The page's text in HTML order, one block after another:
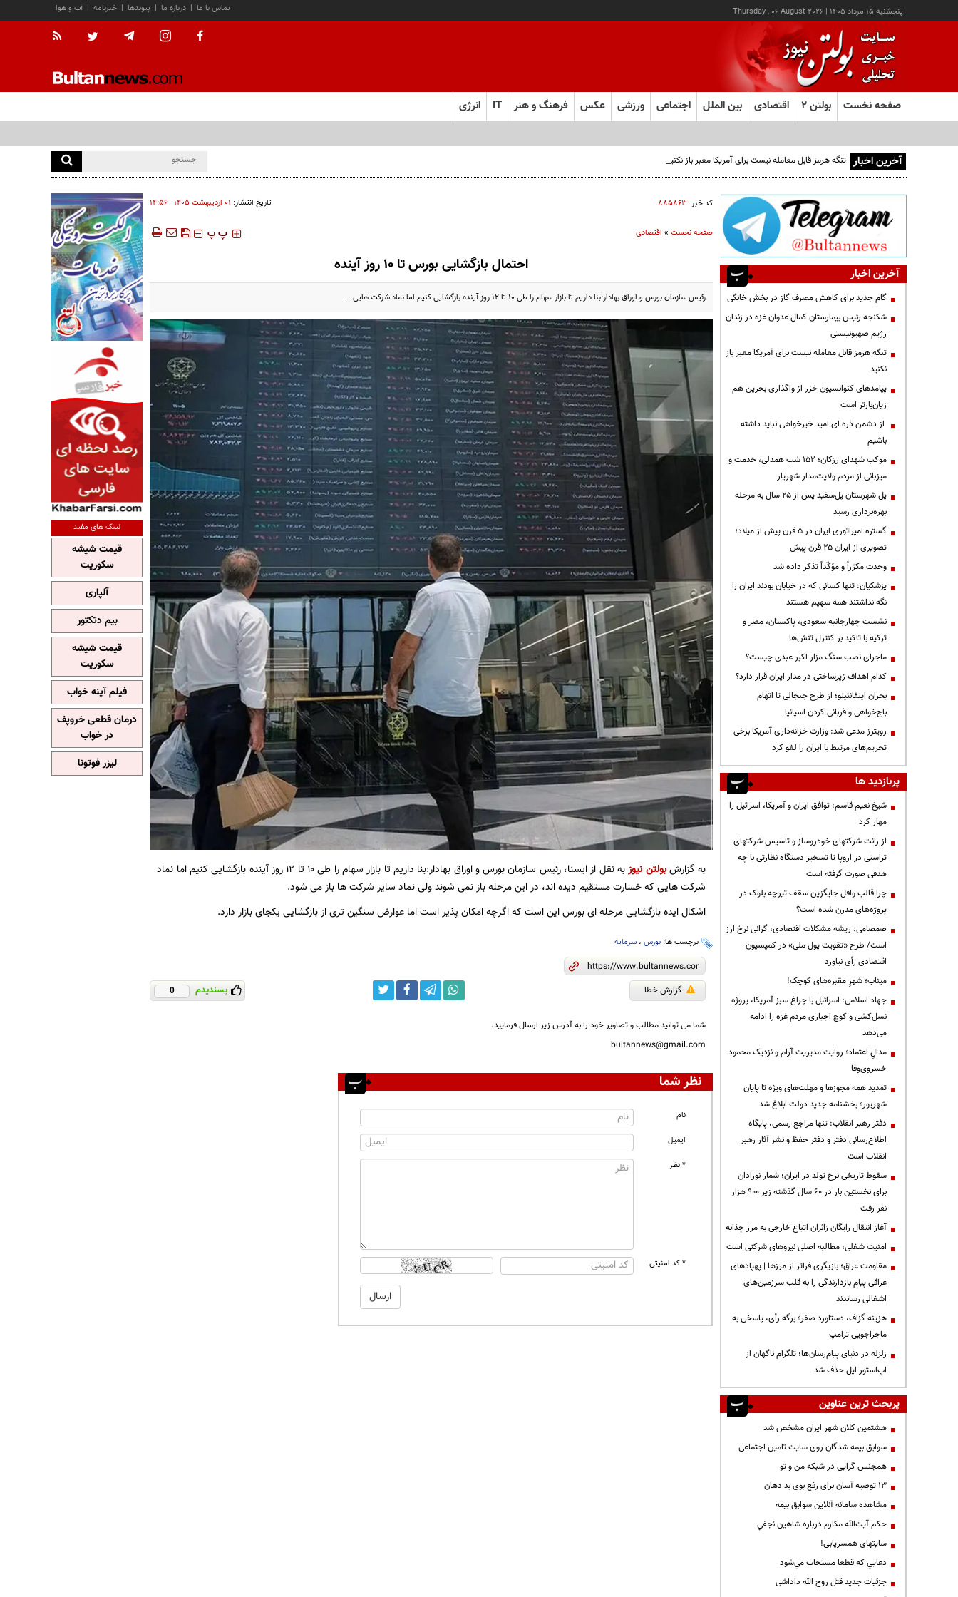
پنجشنبه ۱۵ مرداد ۱۴۰۵ |
Thursday , 06 August 2026 آب و هوا | خبرنامه | پیوندها | درباره ما | تماس با ما
صفحه نخست بولتن ۲ اقتصادی بین الملل اجتماعی ورزشی عکس فرهنگ و هنر IT انرژی
آخرین اخبار تنگه هرمز قابل معامله نیست برای آمریکا معبر باز نکنید
کد خبر: ۸۸۵۸۶۳ تاریخ انتشار: ۰۱ ارديبهشت ۱۴۰۵ - ۱۴:۵۶
صفحه نخست» اقتصادی ‍‍‍ پ پ
احتمال بازگشایی بورس تا ۱۰ روز آینده
رئیس سازمان بورس و اوراق بهادار:بنا داریم تا بازار سهام را طی ۱۰ تا ۱۲ روز آینده بازگشایی کنیم اما نماد شرکت هایی...
به گزارشبولتن نیوز
به نقل از ایسنا، رئیس سازمان بورس و اوراق بهادار:بنا داریم تا بازار سهام را طی ۱۰ تا ۱۲ روز آینده بازگشایی کنیم اما نماد
شرکت هایی که خسارت مستقیم دیده اند، در این مرحله باز نمی شوند ولی نماد سایر شرکت ها باز می شود.
اشکال ایده بازگشایی مرحله ای بورس این است که اگرچه امکان پذیر است اما عوارض سنگین تری از بازگشایی یکجای بازار دارد.
برچسب ها: بورس، سرمایه
گزارش خطا پسندیدم 0
شما می توانید مطالب و تصاویر خود را به آدرس زیر ارسال فرمایید.
bultannews@gmail.com
نظر شما
نام
ایمیل
* نظر
* کد امنیتی
آخرین اخبار
گام جدید برای کاهش مصرف گاز در بخش خانگی
شکنجه رئیس بیمارستان کمال عدوان غزه در زندان
رژیم صهیونیستی
تنگه هرمز قابل معامله نیست برای آمریکا معبر باز
نکنید
پیامدهای کنوانسیون خزر از واگذاری بحرین هم
زیان‌بارتر است
از دشمن ذره ای امید خیرخواهی نباید داشته
باشیم
موکب شهدای رزکان؛ ۱۵۲ شب همدلی، خدمت و
میزبانی از مردم ولایت‌مدار شهریار
پل شهرستان پل‌سفید پس از ۲۵ سال به مرحله
بهره‌برداری رسید
گستره امپراتوری ایران در ۵ قرن پیش از میلاد؛
تصویری از ایران ۲۵ قرن پیش
وحدت مکرّراً و مؤکّداً تذکر داده شد
پزشکیان: تنها کسانی که در خیابان بودند ایران را
نگه نداشتند همه سهیم هستند
نشست چهارجانبه سعودی، پاکستان، مصر و
ترکیه با تاکید بر کنترل تنش‌ها
ماجرای نصب سنگ مزار اکبر عبدی چیست؟
کدام اهداف زیرساختی در مدار ایران قرار دارد؟
بحران اینفانتینو؛ از طرح جنجالی تا اتهام
باج‌خواهی و قربانی کردن اسپانیا
رویترز مدعی شد: وزارت خزانه‌داری آمریکا برخی
تحریم‌های مرتبط با ایران را لغو کرد
پربازدید ها
شیخ نعیم قاسم: توافق ایران و آمریکا، اسرائیل را
مهار کرد
از رانت‌ شرکتهای خودروساز و تاسیس شرکتهای
تراستی در اروپا تا تسخیر دستگاه نظارتی با چه
هدفی صورت گرفته است
چرا قالب وافل جایگزین سقف تیرچه بلوک در
پروژه‌های مدرن شده است؟
صمصامی: ریشه مشکلات اقتصادی، گرانی نرخ ارز
است/ طرح «تقویت پول ملی» در کمیسیون
اقتصادی رأی نیاورد
میناب؛ شهرِ مقبره‌های کوچک!
جهاد اسلامی: اسرائیل با چراغ سبز آمریکا، پروژه
نسل‌کشی و کوچ اجباری مردم غزه را ادامه
می‌دهد
مدالِ اعتماد؛ روایت مدیریت آرام و نزدیک محمود
خسروی‌وفا
تمدید همه مجوزها و مهلت‌های ویژه تا پایان
شهریور؛ بخشنامه جدید دولت ابلاغ شد
دفتر رهبر انقلاب: تنها مراجع رسمی، پایگاه
اطلاع‌رسانی دفتر و دفتر حفظ و نشر آثار رهبر
انقلاب است
سقوط تاریخی نرخ تولد در ایران؛ شمار نوزادان
برای نخستین بار در ۶۰ سال گذشته زیر ۹۰۰ هزار
نفر رفت
آغاز انتقال رایگان زائران اتباع خارجی به مرز چذابه
‌امنیت شغلی، مطالبه اصلی نیروهای شرکتی است
مقاومت عراق؛ بازیگری فراتر از مرزها | پهپادهای
عراقی پیام بازدارندگی را به قلب سرزمین‌های
اشغالی رساندند
هزینه گزاف، دستاورد صفر؛ برگه رأی، پاسخی به
ماجراجویی ترامپ
زلزله در دنیای پیام‌رسان‌ها؛ تلگرام ناگهان از
اپ‌استور اپل حذف شد
پربحث ترین عناوین
هشتمین کلان شهر ایران مشخص شد
سوابق بیمه شدگان روی سایت تامین اجتماعی
همجنس گرایی در شبکه من و تو
13 توصیه آسان برای رفع بوی بد دهان
مشاهده سامانه آنلاين سوابق بیمه
حكم آيت‌الله مكارم درباره شاهين نجفي
سایتهای همسریابی!
دعايي كه قطعا مستجاب مي‌شود
جزئیات جدید قتل روح الله داداشی
لینک های مفید
قیمت شیشه
سکوریت
آلپاری
بیم دتکتور
قیمت شیشه
سکوریت
فیلم آپنه خواب
درمان قطعی خروپف
در خواب
لیزر فوتونا